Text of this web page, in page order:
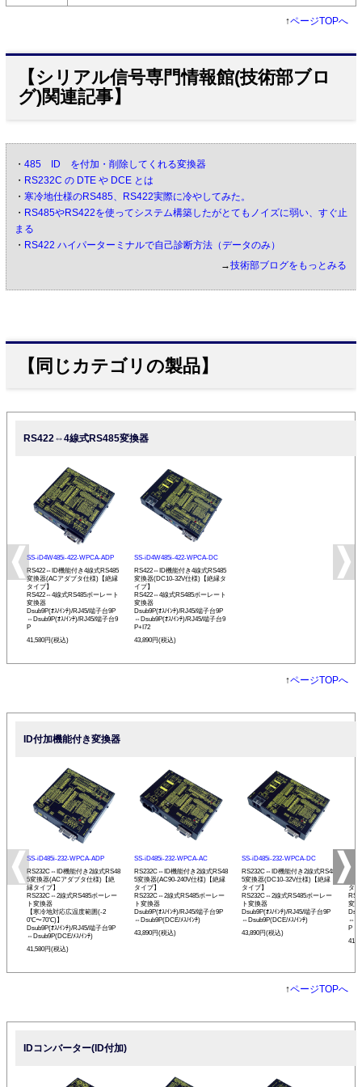
↑ページTOPへ
【シリアル信号専門情報館(技術部ブロ
グ)関連記事】
・ 485 ID を付加・削除してくれる変換器
・ RS232C の DTE や DCE とは
・ 寒冷地仕様のRS485、RS422実際に冷やしてみた。
・ RS485やRS422を使ってシステム構築したがとてもノイズに弱い、すぐ止
まる
・ RS422 ハイパーターミナルで自己診断方法（データのみ）
→技術部ブログをもっとみる
【同じカテゴリの製品】
RS422⇔4線式RS485変換器
SS-iD4W485i-422-WPCA-ADP
RS422⇔ID機能付き4線式RS485
変換器(ACアダプタ仕様)【絶縁
タイプ】
RS422⇔4線式RS485ボーレート
変換器
Dsub9P(ｵｽ/ｲﾝﾁ)/RJ45/端子台9P
⇔Dsub9P(ｵｽ/ｲﾝﾁ)/RJ45/端子台9
P
41,580円(税込)
SS-iD4W485i-422-WPCA-DC
RS422⇔ID機能付き4線式RS485
変換器(DC10-32V仕様)【絶縁タ
イプ】
RS422⇔4線式RS485ボーレート
変換器
Dsub9P(ｵｽ/ｲﾝﾁ)/RJ45/端子台9P
⇔Dsub9P(ｵｽ/ｲﾝﾁ)/RJ45/端子台9
P+I72
43,890円(税込)
↑ページTOPへ
ID付加機能付き変換器
SS-iD485i-232-WPCA-ADP
RS232C⇔ID機能付き2線式RS48
5変換器(ACアダプタ仕様)【絶
縁タイプ】
RS232C⇔2線式RS485ボーレー
ト変換器
【寒冷地対応広温度範囲(-2
0℃〜70℃)】
Dsub9P(ｵｽ/ｲﾝﾁ)/RJ45/端子台9P
⇔Dsub9P(DCE/ﾒｽ/ｲﾝﾁ)
41,580円(税込)
SS-iD485i-232-WPCA-AC
RS232C⇔ID機能付き2線式RS48
5変換器(AC90-240V仕様)【絶縁
タイプ】
RS232C⇔2線式RS485ボーレー
ト変換器
Dsub9P(ｵｽ/ｲﾝﾁ)/RJ45/端子台9P
⇔Dsub9P(DCE/ﾒｽ/ｲﾝﾁ)
43,890円(税込)
SS-iD485i-232-WPCA-DC
RS232C⇔ID機能付き2線式RS48
5変換器(DC10-32V仕様)【絶縁
タイプ】
RS232C⇔2線式RS485ボーレー
ト変換器
Dsub9P(ｵｽ/ｲﾝﾁ)/RJ45/端子台9P
⇔Dsub9P(DCE/ﾒｽ/ｲﾝﾁ)
43,890円(税込)
タ
変
P
↑ページTOPへ
IDコンバーター(ID付加)